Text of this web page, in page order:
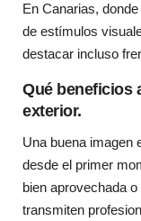
En Canarias,
de estímulos
destacar incluso
Qué beneficios
exterior.
Una buena imagen
desde el primer
bien aprovechada
transmiten